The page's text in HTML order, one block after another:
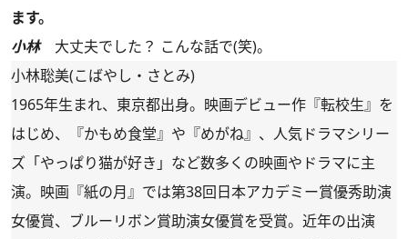
ます。
小林大丈夫でした？ こんな話で(笑)。
小林聡美(こばやし・さとみ)
1965年生まれ、東京都出身。映画デビュー作『転校生』を
はじめ、『かもめ食堂』や『めがね』、人気ドラマシリー
ズ「やっぱり猫が好き」など数多くの映画やドラマに主
演。映画『紙の月』では第38回日本アカデミー賞優秀助演
女優賞、ブルーリボン賞助演女優賞を受賞。近年の出演